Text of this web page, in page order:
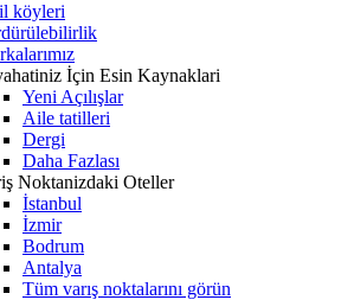
köyleri
İçin Esin Kaynaklari
Yeni Açılışlar
Aile tatilleri
Dergi
Daha Fazlası
Noktanizdaki Oteller
İstanbul
İzmir
Bodrum
Antalya
Tüm varış noktalarını görün